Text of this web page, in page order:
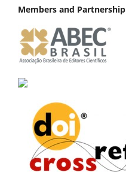
Members and Partnership